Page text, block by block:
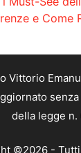
e Come
Vittorio
della legge n.
©2026 -